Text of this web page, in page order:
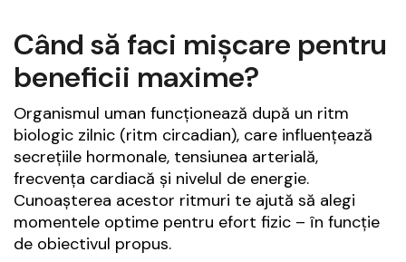
Când să faci mișcare pentru
beneficii maxime?
Organismul uman funcționează după un ritm
biologic zilnic (ritm circadian), care influențează
secrețiile hormonale, tensiunea arterială,
frecvența cardiacă și nivelul de energie.
Cunoașterea acestor ritmuri te ajută să alegi
momentele optime pentru efort fizic – în funcție
de obiectivul propus.